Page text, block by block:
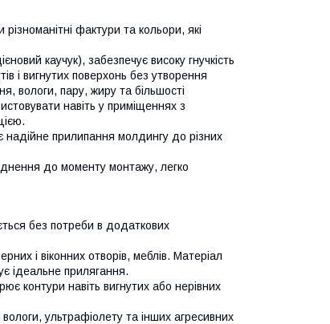
фактури та кольори, які
каучук), забезпечує високу гнучкість
і вигнутих поверхонь без утворення
вологи, пару, жиру та більшості
навіть у приміщеннях з
надійне прилипання молдингу до різних
до моменту монтажу, легко
без потреби в додаткових
і віконних отворів, меблів. Матеріал
ідеальне прилягання.
контури навіть вигнутих або нерівних
вологи, ультрафіолету та інших агресивних